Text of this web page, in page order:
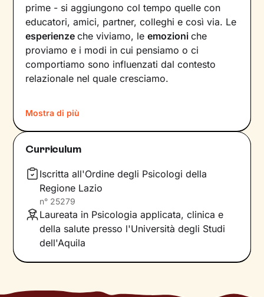
prime - si aggiungono col tempo quelle con
educatori, amici, partner, colleghi e così via. Le
esperienzeche viviamo, leemozioniche
proviamo e i modi in cui pensiamo o ci
comportiamo sono influenzati dal contesto
relazionale nel quale cresciamo.
nostrobenessere
riflesso delle dinamichein cui siamo stati
immersi fin dal nostro primo giorno di vita. Per
bisogna innanzitutto acquisireconsapevolezza
e comprendere come questi meccanismi
influiscano sul nostro presente.
I nostri incontri saranno un luogo sicuro in cui
potraiesprimere ciò che pensi e provi in libertà
senza temere il giudizio. Ti guiderò lungo un
cammino che ti consentirà di dare nuovi
Mostra di più
Curriculum
Iscritta all'Ordine degli Psicologi della
Regione Lazio
n° 25279
Laureata in Psicologia applicata, clinica e
della salute presso l'Università degli Studi
dell'Aquila